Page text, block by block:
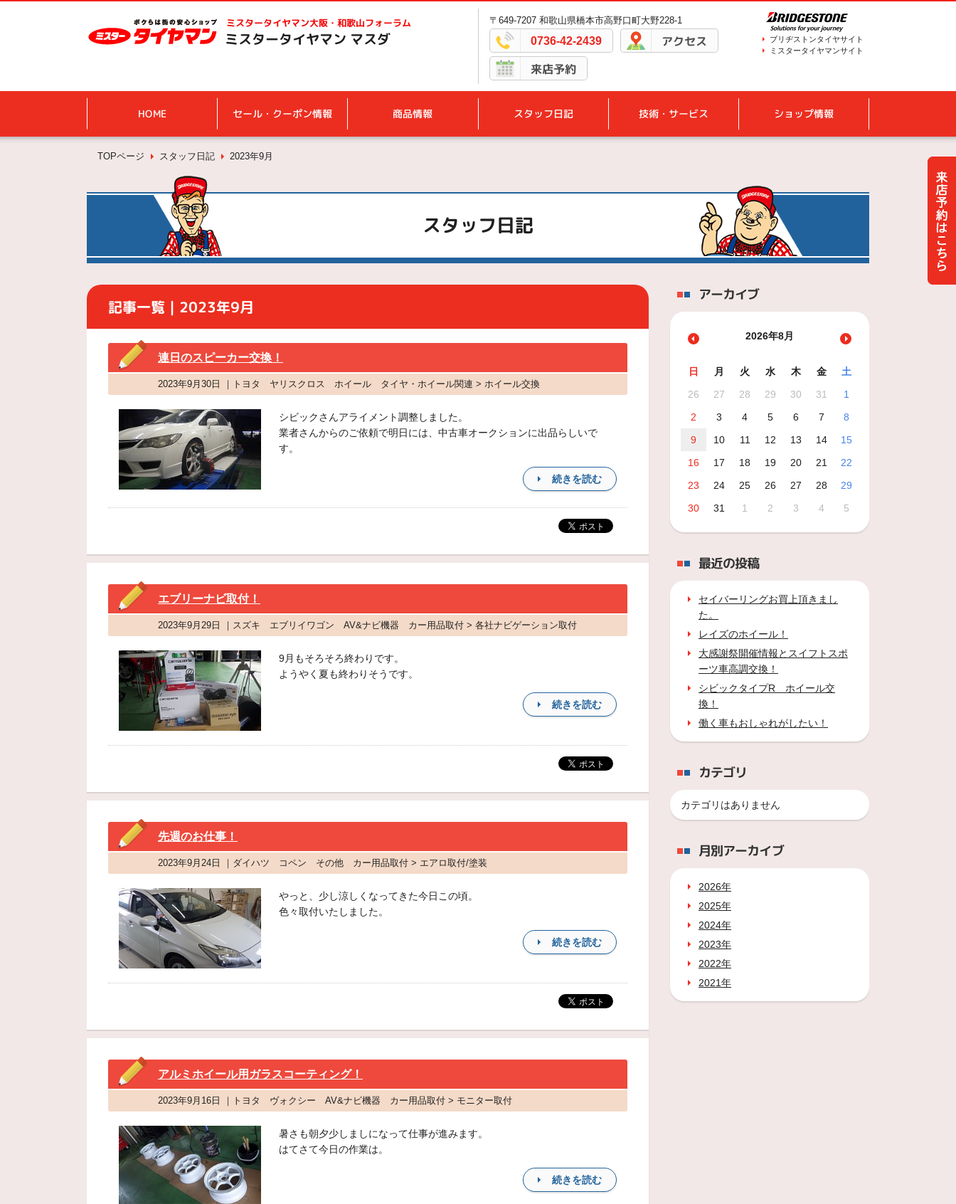
ミスタータイヤマン大阪・和歌山フォーラム
ミスタータイヤマン マスダ
〒649-7207 和歌山県橋本市高野口町大野228-1
0736-42-2439 アクセス
来店予約
ブリヂストンタイヤサイト
ミスタータイヤマンサイト
HOME セール・クーポン情報 商品情報 スタッフ日記 技術・サービス ショップ情報
TOPページ スタッフ日記 2023年9月
スタッフ日記
記事一覧｜2023年9月
連日のスピーカー交換！
2023年9月30日 ｜トヨタ ヤリスクロス ホイール タイヤ・ホイール関連 > ホイール交換
シビックさんアライメント調整しました。
業者さんからのご依頼で明日には、中古車オークションに出品らしいで
す。
続きを読む
エブリーナビ取付！
2023年9月29日 ｜スズキ エブリイワゴン AV&ナビ機器 カー用品取付 > 各社ナビゲーション取付
9月もそろそろ終わりです。
ようやく夏も終わりそうです。
続きを読む
先週のお仕事！
2023年9月24日 ｜ダイハツ コペン その他 カー用品取付 > エアロ取付/塗装
やっと、少し涼しくなってきた今日この頃。
色々取付いたしました。
続きを読む
アルミホイール用ガラスコーティング！
2023年9月16日 ｜トヨタ ヴォクシー AV&ナビ機器 カー用品取付 > モニター取付
暑さも朝夕少しましになって仕事が進みます。
はてさて今日の作業は。
続きを読む
アーカイブ
2026年8月
日 月 火 水 木 金
土
26
27 28 29 30 31
1
2
3 4 5 6 7
8
9
10 11 12 13 14
15
16
17 18 19 20 21
22
23
24 25 26 27 28
29
30
31 1 2 3 4 5
最近の投稿
セイバーリングお買上頂きまし
た。
レイズのホイール！
大感謝祭開催情報とスイフトスポ
ーツ車高調交換！
シビックタイプR ホイール交
換！
働く車もおしゃれがしたい！
カテゴリ
カテゴリはありません
月別アーカイブ
2026年
2025年
2024年
2023年
2022年
2021年